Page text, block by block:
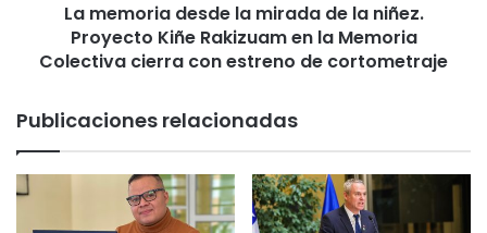
e
r
a
l
a
m
i
La memoria desde la mirada de la niñez.
Proyecto Kiñe Rakizuam en la Memoria
Colectiva cierra con estreno de cortometraje
Publicaciones relacionadas